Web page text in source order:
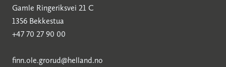
Gamle Ringeriksvei 21 C
1356 Bekkestua
+47 70 27 90 00
finn.ole.grorud@helland.no